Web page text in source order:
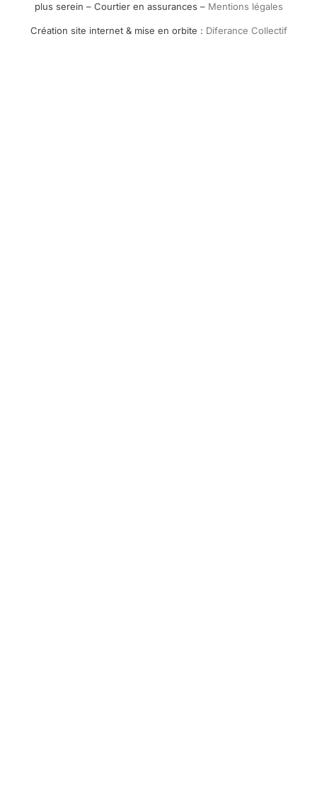
plus serein – Courtier en assurances – Mentions légales
Création site internet & mise en orbite : Diferance Collectif